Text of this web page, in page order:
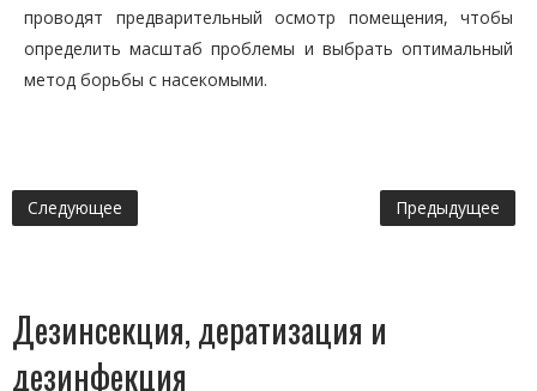
проводят предварительный осмотр помещения, чтобы
определить масштаб проблемы и выбрать оптимальный
метод борьбы с насекомыми.
Следующее Предыдущее
Дезинсекция, дератизация и
дезинфекция